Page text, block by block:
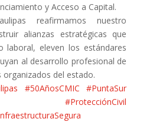
y Acceso a Capital.
reafirmamos nuestro
alianzas estratégicas que
laboral, eleven los estándares
al desarrollo profesional de
del estado.
#50AñosCMIC
#PuntaSur
#ProtecciónCivil